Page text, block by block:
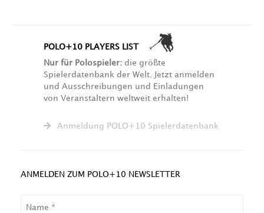
POLO+10 PLAYERS LIST
Nur für Polospieler: die größte
Spielerdatenbank der Welt. Jetzt anmelden
und Ausschreibungen und Einladungen
von Veranstaltern weltweit erhalten!
Anmeldung POLO+10 Spielerdatenbank
ANMELDEN ZUM POLO+10 NEWSLETTER